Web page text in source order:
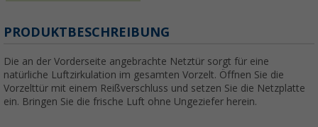
PRODUKTBESCHREIBUNG
Die an der Vorderseite angebrachte Netztür sorgt für eine
natürliche Luftzirkulation im gesamten Vorzelt. Öffnen Sie die
Vorzelttür mit einem Reißverschluss und setzen Sie die Netzplatte
ein. Bringen Sie die frische Luft ohne Ungeziefer herein.